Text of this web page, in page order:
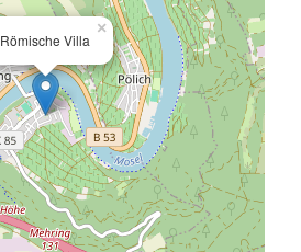
Römische Villa
×